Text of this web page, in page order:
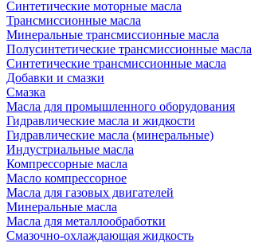
Синтетические моторные масла
Трансмиссионные масла
Минеральные трансмиссионные масла
Полусинтетические трансмиссионные масла
Синтетические трансмиссионные масла
Добавки и смазки
Смазка
Масла для промышленного оборудования
Гидравлические масла и жидкости
Гидравлические масла (минеральные)
Индустриальные масла
Компрессорные масла
Масло компрессорное
Масла для газовых двигателей
Минеральные масла
Масла для металлообработки
Смазочно-охлаждающая жидкость